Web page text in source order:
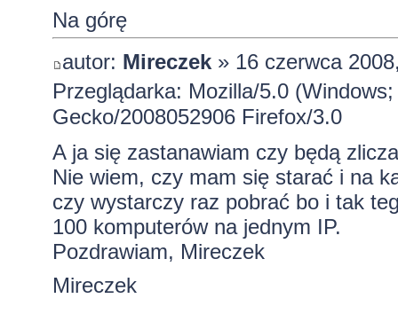
Na górę
autor: Mireczek» 16 czerwca
Przeglądarka: Mozilla/5.0
Gecko/2008052906 Firefox/3.0
A ja się zastanawiam czy będą
Nie wiem, czy mam się starać i na
czy wystarczy raz pobrać bo i tak
100 komputerów na jednym IP.
Pozdrawiam, Mireczek
Mireczek